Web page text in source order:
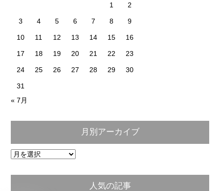
1
2
3 4 5 6 7 8 9
10 11 12 13 14 15 16
17 18 19 20 21 22 23
24 25 26 27 28 29 30
31
« 7月
月別アーカイブ
月
ア
人気の記事